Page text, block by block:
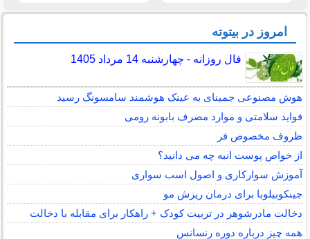
امروز در بیتوته
فال روزانه - چهارشنبه 14 مرداد 1405
هوش مصنوعی جمینای به عینک هوشمند سامسونگ رسید
فواید سلامتی و موارد مصرف بابونه رومی
ظروف مخصوص فر
از خواص پوست انبه چه می دانید؟
آموزش سوارکاری و اصول اسب سواری
جینکوبیلوبا برای درمان ریزش مو
دخالت مادرشوهر در تربیت کودک + راهکار برای مقابله با دخالت
همه چیز درباره دوره رنسانس